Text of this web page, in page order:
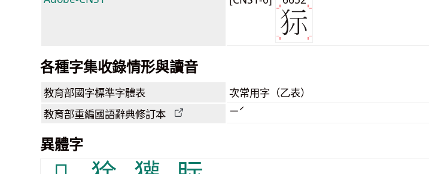
各種字集收錄情形與讀音
教育部國字標準字體表 次常用字（乙表）
教育部重編國語辭典修訂本 ㄧˊ
異體字